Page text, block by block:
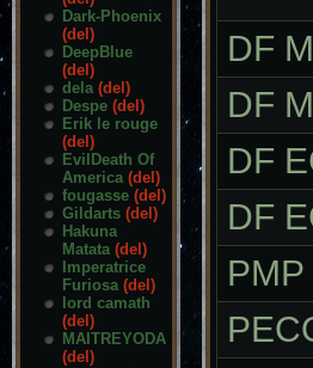
Dark-Phoenix
(del)
DeepBlue
(del)
dela (del)
Despe (del)
Erik le rouge
(del)
EvilDeath Of
America (del)
fougasse (del)
Gildarts (del)
Hakuna
Matata (del)
Imperatrice
Furiosa (del)
lord camath
(del)
MAITREYODA
(del)
DF
DF
DF
DF